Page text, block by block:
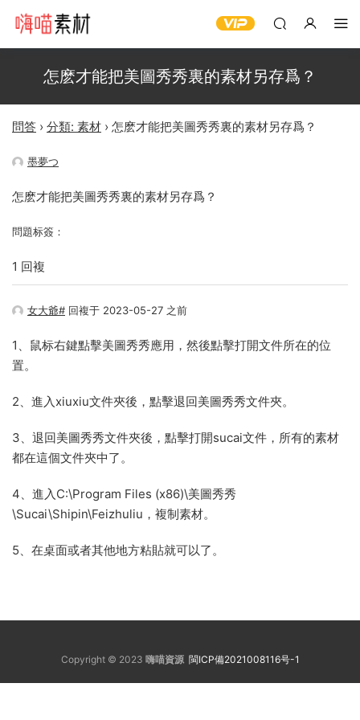
怎麽才能把美圖秀秀裏的素材另存爲？
問答 › 分類: 素材 › 怎麽才能把美圖秀秀裏的素材另存爲？
墨夢つ
怎麽才能把美圖秀秀裏的素材另存爲？
問題标簽：
1 回複
女大爺# 回複于 2023-05-27 之前
1、鼠标右鍵點擊美圖秀秀應用，然後點擊打開文件所在的位
置。
2、進入xiuxiu文件夾後，點擊退回美圖秀秀文件夾。
3、退回美圖秀秀文件夾後，點擊打開sucai文件，所有的素材
都在這個文件夾中了。
4、進入C:\Program Files (x86)\美圖秀秀
\Sucai\Shipin\Feizhuliu，複制素材。
5、在桌面或者其他地方粘貼就可以了。
Copyright © 2023 嗨喵資源 閩ICP備2021008116号-1